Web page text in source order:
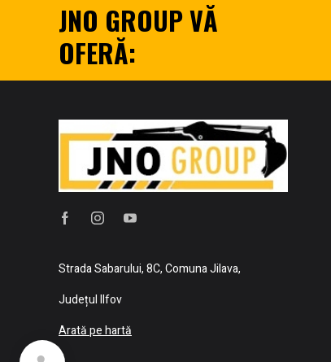
JNO GROUP VĂ
OFERĂ:
Strada Sabarului, 8C, Comuna Jilava,
Județul Ilfov
Arată pe hartă